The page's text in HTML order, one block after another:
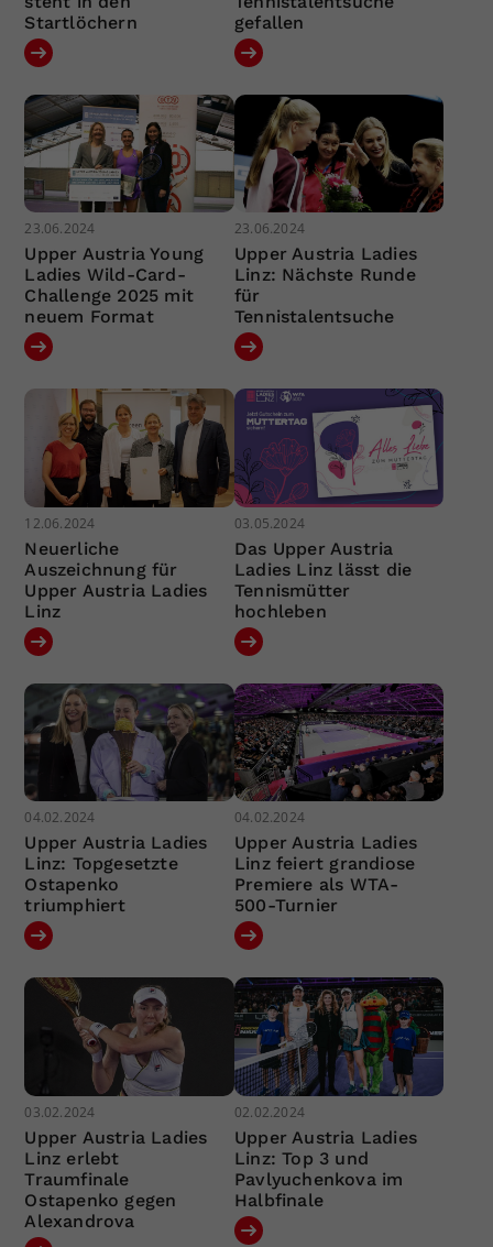
Startlöchern
gefallen
23.06.2024
Upper Austria Young
Ladies Wild-Card-
Challenge 2025 mit
neuem Format
23.06.2024
Upper Austria Ladies
Linz: Nächste Runde
für
Tennistalentsuche
12.06.2024
Neuerliche
Auszeichnung für
Upper Austria Ladies
Linz
03.05.2024
Das Upper Austria
Ladies Linz lässt die
Tennismütter
hochleben
04.02.2024
Upper Austria Ladies
Linz: Topgesetzte
Ostapenko
triumphiert
04.02.2024
Upper Austria Ladies
Linz feiert grandiose
Premiere als WTA-
500-Turnier
03.02.2024
Upper Austria Ladies
Linz erlebt
Traumfinale
Ostapenko gegen
Alexandrova
02.02.2024
Upper Austria Ladies
Linz: Top 3 und
Pavlyuchenkova im
Halbfinale